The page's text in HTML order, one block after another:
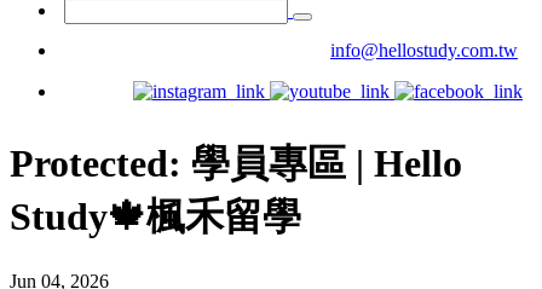
info@hellostudy.com.tw
Protected: 學員專區 | Hello
Study🍁楓禾留學
Jun 04, 2026